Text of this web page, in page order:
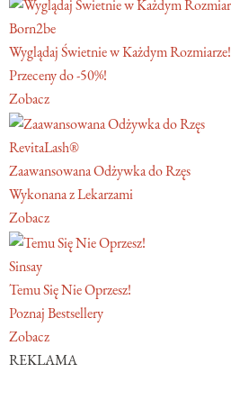
Born2be
Wyglądaj Świetnie w Każdym Rozmiarze!
Przeceny do -50%!
Zobacz
RevitaLash®
Zaawansowana Odżywka do Rzęs
Wykonana z Lekarzami
Zobacz
Sinsay
Temu Się Nie Oprzesz!
Poznaj Bestsellery
Zobacz
REKLAMA